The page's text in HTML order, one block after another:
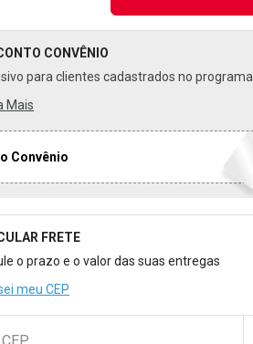
CONVÊNIO
para clientes cadastrados no programa
Mais
Convênio
para Calcular o Frete
FRETE
o prazo e o valor das suas entregas
meu CEP